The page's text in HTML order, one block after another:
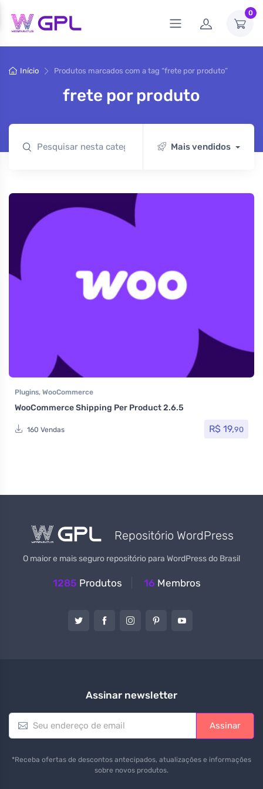
0
Início Produtos marcados com a tag “frete por produto”
frete por produto
Mais vendidos
Plugins, WooCommerce
WooCommerce Shipping Per Product 2.6.5
160 Vendas R$ 19,90
Repositório WordPress
O maior e mais seguro repositório para WordPress do Brasil
1285 Produtos 16 Membros
Assinar newsletter
E
a
Assinar
*Receba ofertas de descontos antecipados, atualizações e informações
sobre novos produtos.